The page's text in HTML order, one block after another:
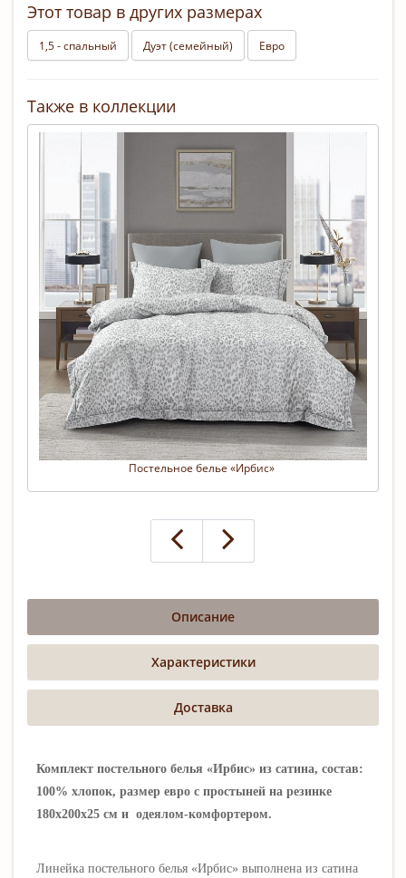
Этот товар в других размерах
1,5 - спальный Дуэт (семейный) Евро
Также в коллекции
Постельное белье «Ирбис»
Описание
Характеристики
Доставка
Комплект постельного белья «Ирбис» из сатина, состав:
100% хлопок, размер евро с простыней на резинке
180х200х25 см и одеялом-комфортером.
Линейка постельного белья «Ирбис» выполнена из сатина